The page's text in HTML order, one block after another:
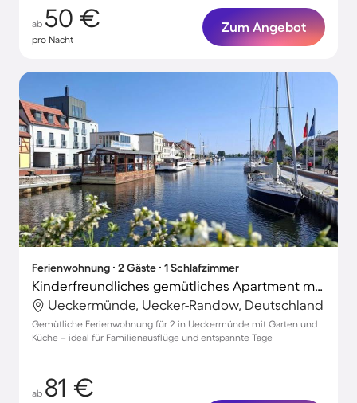
ab 50 €
pro Nacht
Zum Angebot
Ferienwohnung ∙ 2 Gäste ∙ 1 Schlafzimmer
Kinderfreundliches gemütliches Apartment mit Grill, Garten und Terrasse
Ueckermünde, Uecker-Randow, Deutschland
Gemütliche Ferienwohnung für 2 in Ueckermünde mit Garten und
Küche – ideal für Familienausflüge und entspannte Tage
ab 81 €